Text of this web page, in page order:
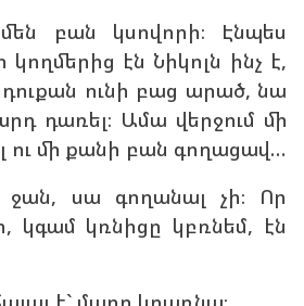
բան կսովորի։ Էնպես
կողմերից էն Նիկոլն ինչ է,
ունի բաց արած, նա
դառել։ Ամա վերջում մի
ու մի քանի բան գողացավ…
սա գողանալ չի։ Որ
կգամ կռնիցը կբռնեմ, էն